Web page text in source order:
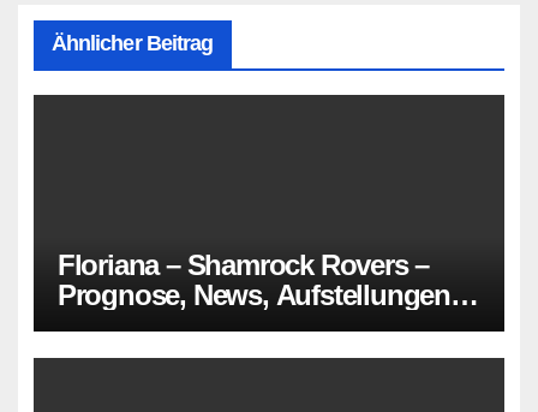
Ähnlicher Beitrag
Floriana – Shamrock Rovers –
Prognose, News, Aufstellungen &
Tipp